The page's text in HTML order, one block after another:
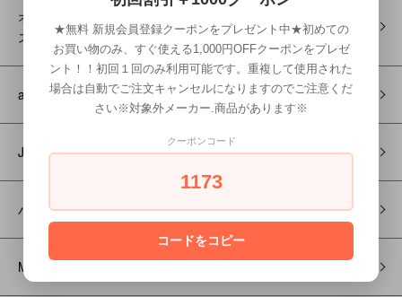
オーガニックノート・プレミアムハーデン │DRESSPOINT-ドレ
スポイント-
and B‐アンドビー‐
J R L バリカン＆トリマー
パナソニック
MIZUTANI-ミズタニシザー-
★無料 新規会員登録クーポンをプレゼント中★初めての
お買い物のみ、すぐ使える1,000円OFFクーポンをプレゼ
ント！！初回１回のみ利用可能です。重複して使用された
場合は自動でご注文キャンセルになりますのでご注意くだ
さい※対象外メーカー.商品があります※
クーポンコード
1173
コードをコピー